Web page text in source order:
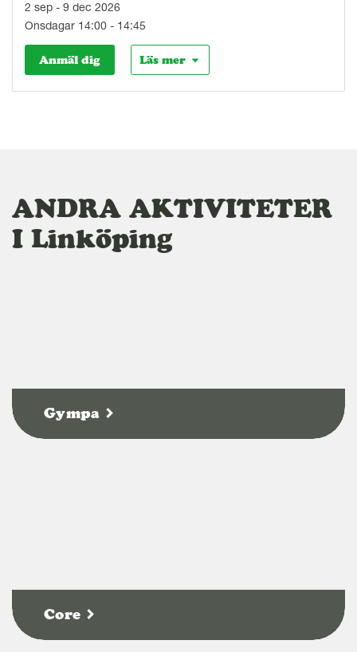
2 sep - 9 dec 2026
Onsdagar 14:00 - 14:45
Anmäl dig Läs mer
ANDRA AKTIVITETER
I Linköping
Gympa
Core